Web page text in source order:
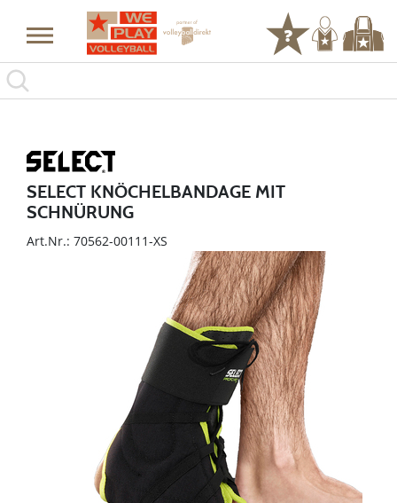
SELECT KNÖCHELBANDAGE MIT
SCHNÜRUNG
Art.Nr.: 70562-00111-XS